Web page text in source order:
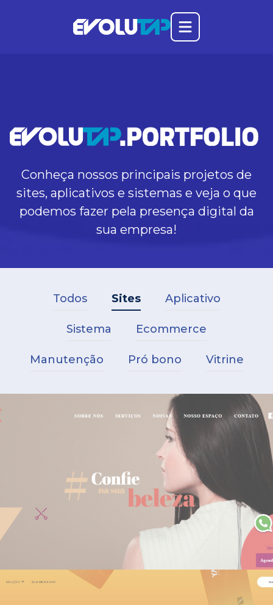
Abrir o menu
Conheça nossos principais projetos de
sites, aplicativos e sistemas e veja o que
podemos fazer pela presença digital da
sua empresa!
Todos Sites Aplicativo
Sistema Ecommerce
Manutenção Pró bono Vitrine